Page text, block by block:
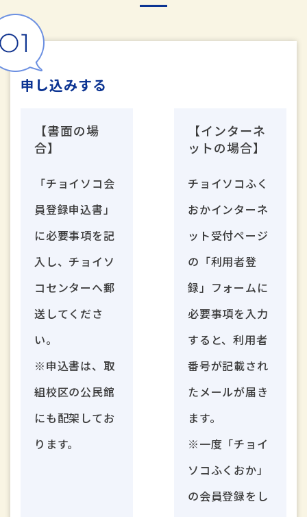
申し込みする
【書面の場
合】
「チョイソコ会
員登録申込書」
に必要事項を記
入し、チョイソ
コセンターへ郵
送してくださ
い。
※申込書は、取
組校区の公民館
にも配架してお
ります。
【インターネ
ットの場合】
チョイソコふく
おかインターネ
ット受付ページ
の「利用者登
録」フォームに
必要事項を入力
すると、利用者
番号が記載され
たメールが届き
ます。
※一度「チョイ
ソコふくおか」
の会員登録をし